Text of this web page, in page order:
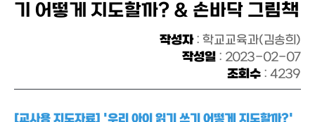
기 어떻게 지도할까? & 손바닥 그림책
작성자: 학교교육과(김송희)
작성일 : 2023-02-07
조회수 : 4239
[교사용 지도자료] '우리 아이 읽기 쓰기 어떻게 지도할까?'